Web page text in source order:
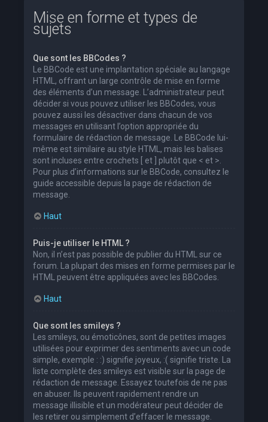
Mise en forme et types de
sujets
Que sont les BBCodes ?
Le BBCode est une implantation spéciale au langage
HTML, offrant un large contrôle de mise en forme
des éléments d’un message. L’administrateur peut
décider si vous pouvez utiliser les BBCodes, vous
pouvez aussi les désactiver dans chacun de vos
messages en utilisant l’option appropriée du
formulaire de rédaction de message. Le BBCode lui-
même est similaire au style HTML, mais les balises
sont incluses entre crochets [ et ] plutôt que < et >.
Pour plus d’informations sur le BBCode, consultez le
guide accessible depuis la page de rédaction de
message.
Haut
Puis-je utiliser le HTML ?
Non, il n’est pas possible de publier du HTML sur ce
forum. La plupart des mises en forme permises par le
HTML peuvent être appliquées avec les BBCodes.
Haut
Que sont les smileys ?
Les smileys, ou émoticônes, sont de petites images
utilisées pour exprimer des sentiments avec un code
simple, exemple : :) signifie joyeux, :( signifie triste. La
liste complète des smileys est visible sur la page de
rédaction de message. Essayez toutefois de ne pas
en abuser. Ils peuvent rapidement rendre un
message illisible et un modérateur peut décider de
les retirer ou simplement d’effacer le message.